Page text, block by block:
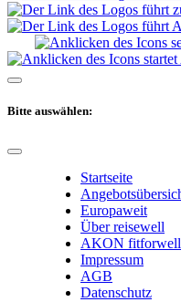
Bitte auswählen:
Startseite
Europaweit
Über reisewell
AKON
Impressum
AGB
Datenschutz